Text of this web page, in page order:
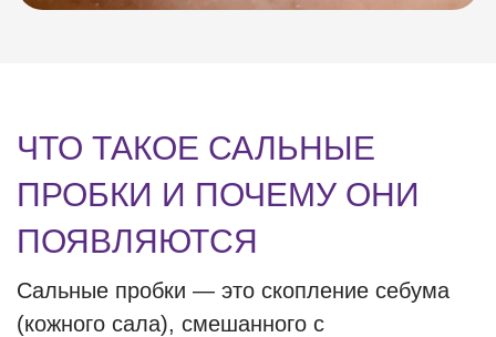
ЧТО ТАКОЕ САЛЬНЫЕ
ПРОБКИ И ПОЧЕМУ ОНИ
ПОЯВЛЯЮТСЯ
Сальные пробки — это скопление себума
(кожного сала), смешанного с